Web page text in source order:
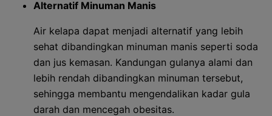
Alternatif Minuman Manis
Air kelapa dapat menjadi alternatif yang lebih
sehat dibandingkan minuman manis seperti soda
dan jus kemasan. Kandungan gulanya alami dan
lebih rendah dibandingkan minuman tersebut,
sehingga membantu mengendalikan kadar gula
darah dan mencegah obesitas.